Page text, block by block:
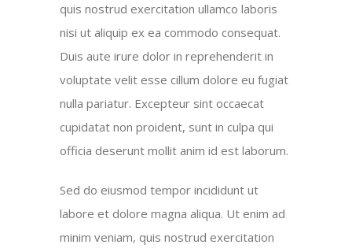
quis nostrud exercitation ullamco laboris
nisi ut aliquip ex ea commodo consequat.
Duis aute irure dolor in reprehenderit in
voluptate velit esse cillum dolore eu fugiat
nulla pariatur. Excepteur sint occaecat
cupidatat non proident, sunt in culpa qui
officia deserunt mollit anim id est laborum.
Sed do eiusmod tempor incididunt ut
labore et dolore magna aliqua. Ut enim ad
minim veniam, quis nostrud exercitation